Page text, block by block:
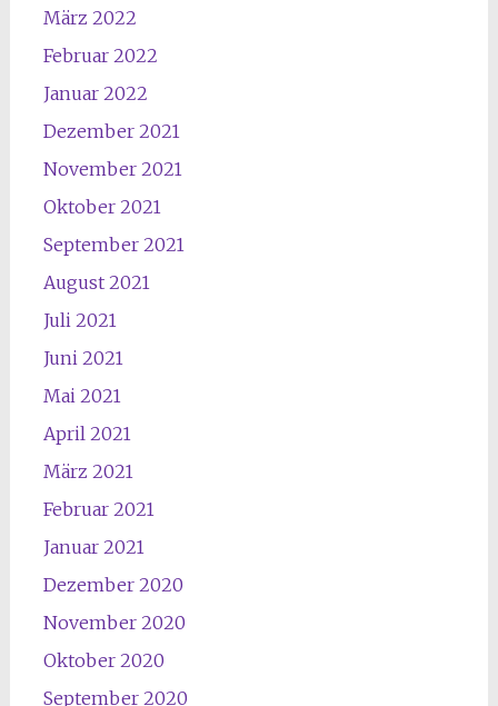
März 2022
Februar 2022
Januar 2022
Dezember 2021
November 2021
Oktober 2021
September 2021
August 2021
Juli 2021
Juni 2021
Mai 2021
April 2021
März 2021
Februar 2021
Januar 2021
Dezember 2020
November 2020
Oktober 2020
September 2020